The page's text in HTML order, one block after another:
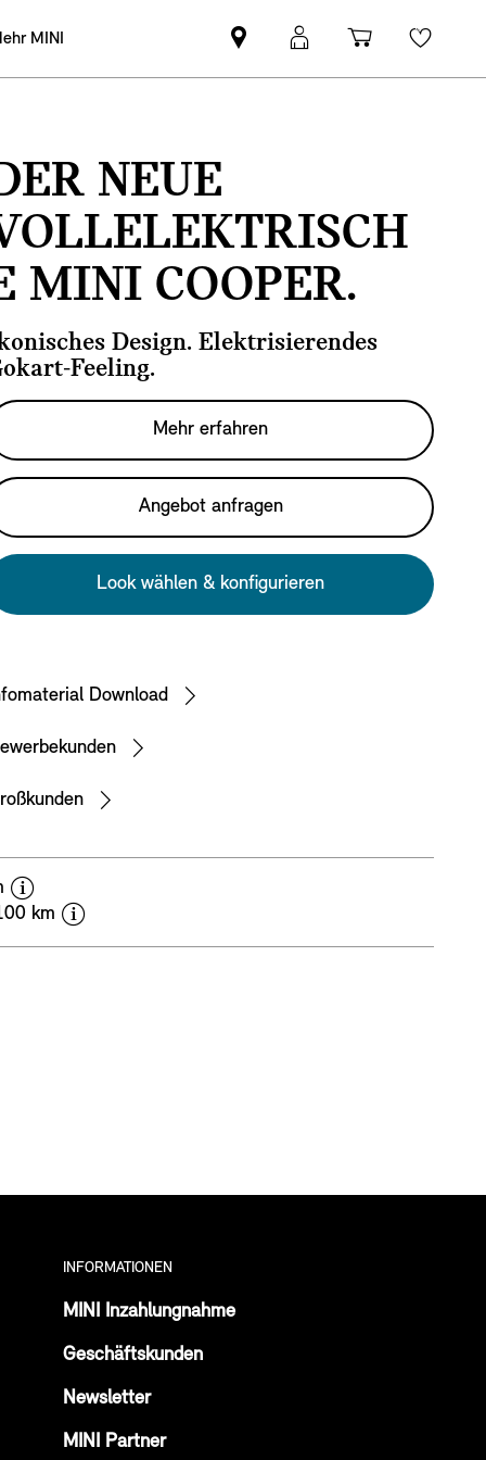
MINI
MINI
Partner
MINI
Login
NEUE
MINI COOPER.
Design. Elektrisierendes
Feeling.
Mehr erfahren
Angebot anfragen
Look wählen & konfigurieren
Download
km
INFORMATIONEN
MINI Inzahlungnahme
Geschäftskunden
Newsletter
MINI Partner